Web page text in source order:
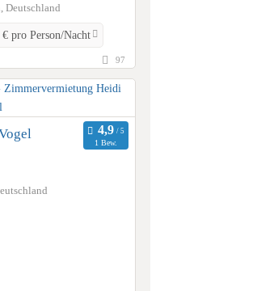
Deutschland
€ pro Person/Nacht
97
1 Bew.